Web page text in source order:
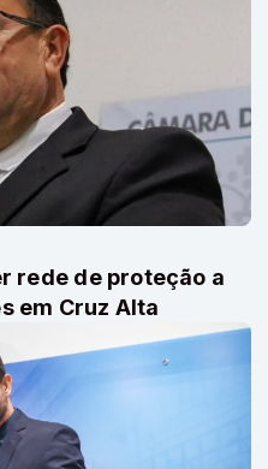
rede de proteção a
em Cruz Alta